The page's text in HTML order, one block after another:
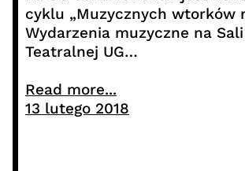
cyklu „Muzycznych wtorków
Wydarzenia muzyczne na Sali
Teatralnej UG…
Read more...
13 lutego 2018